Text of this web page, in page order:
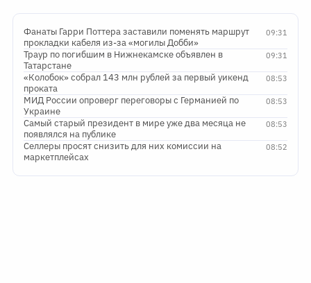
09:31
Фанаты Гарри Поттера заставили поменять маршрут
прокладки кабеля из-за «могилы Добби»
09:31
Траур по погибшим в Нижнекамске объявлен в
Татарстане
08:53
«Колобок» собрал 143 млн рублей за первый уикенд
проката
08:53
МИД России опроверг переговоры с Германией по
Украине
08:53
Самый старый президент в мире уже два месяца не
появлялся на публике
08:52
Селлеры просят снизить для них комиссии на
маркетплейсах